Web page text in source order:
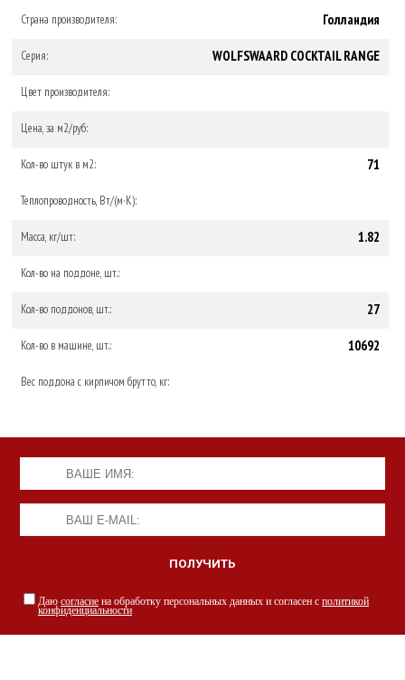
Страна производителя: Голландия
Серия: WOLFSWAARD COCKTAIL RANGE
Цвет производителя:
Цена, за м2/руб:
Кол-во штук в м2: 71
Теплопроводность, Вт/(м·К):
Масса, кг/шт: 1.82
Кол-во на поддоне, шт.:
Кол-во поддонов, шт.: 27
Кол-во в машине, шт.: 10692
Вес поддона с кирпичом брутто, кг:
Даю согласие на обработку персональных данных и согласен с политикой
конфиденциальности